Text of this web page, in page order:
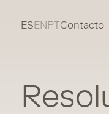
ESENPT Contacto